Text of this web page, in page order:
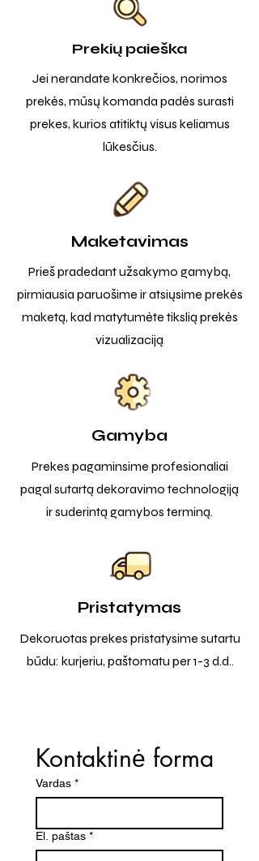
Prekių paieška
Jei nerandate konkrečios, norimos
prekės, mūsų komanda padės surasti
prekes, kurios atitiktų visus keliamus
lūkesčius.
Maketavimas
Prieš pradedant užsakymo gamybą,
pirmiausia paruošime ir atsiųsime prekės
maketą, kad matytumėte tikslią prekės
vizualizaciją
Gamyba
Prekes pagaminsime profesionaliai
pagal sutartą dekoravimo technologiją
ir suderintą gamybos terminą.
Pristatymas
Dekoruotas prekes pristatysime sutartu
būdu: kurjeriu, paštomatu per 1-3 d.d..
Kontaktinė forma
Vardas *
El. paštas *